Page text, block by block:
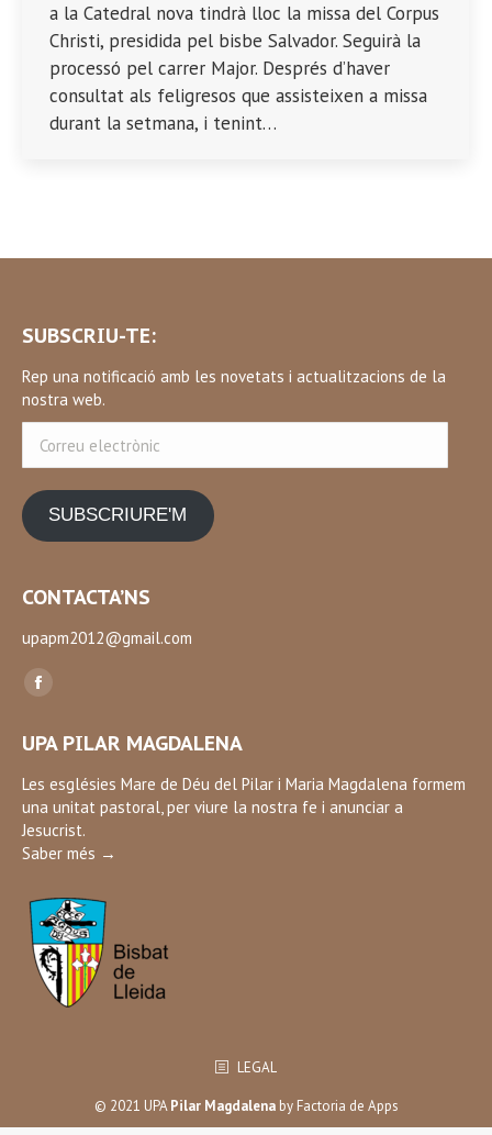
a la Catedral nova tindrà lloc la missa del Corpus
Christi, presidida pel bisbe Salvador. Seguirà la
processó pel carrer Major. Després d’haver
consultat als feligresos que assisteixen a missa
durant la setmana, i tenint…
SUBSCRIU-TE:
Rep una notificació amb les novetats i actualitzacions de la
nostra web.
electrònic
SUBSCRIURE'M
CONTACTA’NS
upapm2012@gmail.com
Find us on:
Facebook
opens
in
new
window
UPA PILAR MAGDALENA
Les esglésies Mare de Déu del Pilar i Maria Magdalena formem
una unitat pastoral, per viure la nostra fe i anunciar a
Jesucrist.
Saber més →
LEGAL
© 2021 UPAPilar Magdalenaby Factoria de Apps